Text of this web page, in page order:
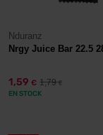
Nduranz
Nrgy Juice Bar 22.5
1,59 € 1,79€
EN STOCK